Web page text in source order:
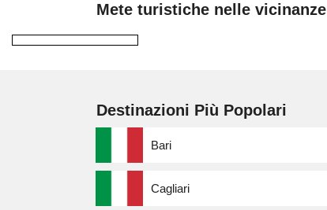
Mete turistiche nelle vicinanze
Destinazioni Più Popolari
Bari
Cagliari